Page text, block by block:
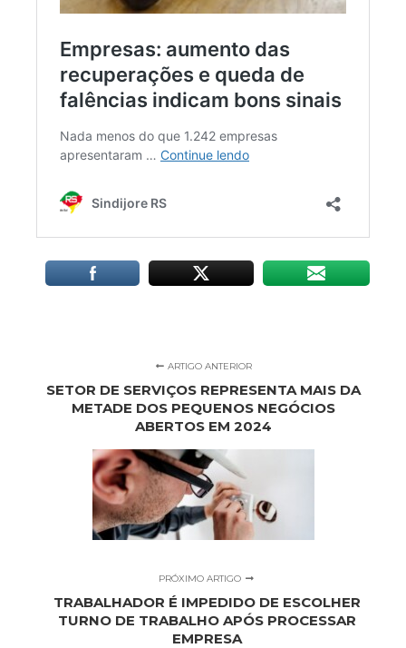
ARTIGO ANTERIOR
SETOR DE SERVIÇOS REPRESENTA MAIS DA
METADE DOS PEQUENOS NEGÓCIOS
ABERTOS EM 2024
PRÓXIMO ARTIGO
TRABALHADOR É IMPEDIDO DE ESCOLHER
TURNO DE TRABALHO APÓS PROCESSAR
EMPRESA